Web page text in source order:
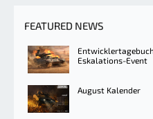
FEATURED NEWS
Eskalations-Event
August Kalender